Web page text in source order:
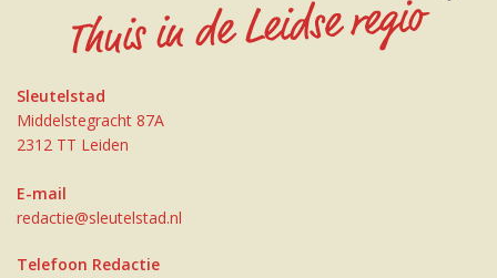
Sleutelstad
Middelstegracht 87A
2312 TT Leiden
E-mail
redactie@sleutelstad.nl
Telefoon Redactie